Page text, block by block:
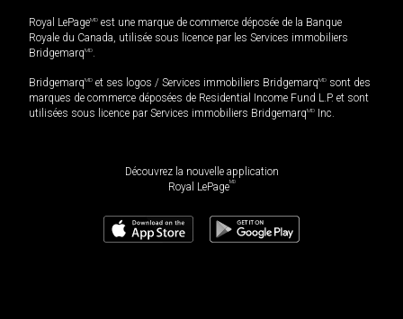
Royal LePageMD est une marque de commerce déposée de la Banque
Royale du Canada, utilisée sous licence par les Services immobiliers
BridgemarqMD.
BridgemarqMD et ses logos / Services immobiliers BridgemarqMD sont des
marques de commerce déposées de Residential Income Fund L.P. et sont
utilisées sous licence par Services immobiliers BridgemarqMD Inc.
Découvrez la nouvelle application
Royal LePageMD